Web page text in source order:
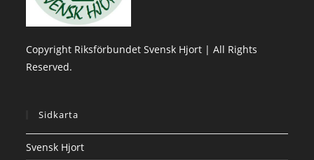
Copyright Riksförbundet Svensk Hjort | All Rights
Reserved.
Sidkarta
Svensk Hjort